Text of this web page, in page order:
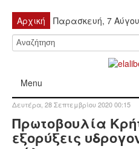
Αρχική Παρασκευή, 7
Menu
Δευτέρα, 28 Σεπτεμβρίου 2020 00:15
Πρωτοβουλία
εξορύξεις